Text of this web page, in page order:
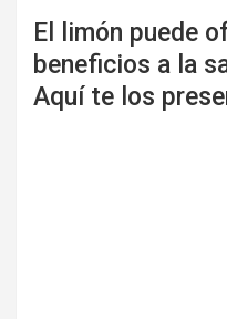
El limón puede
beneficios a la
Aquí te los